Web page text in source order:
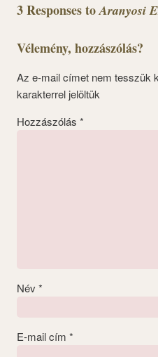
3 Responses toAranyosi
Vélemény, hozzászólás?
Az e-mail címet nem tesszük
karakterrel jelöltük
Hozzászólás *
Név *
E-mail cím *